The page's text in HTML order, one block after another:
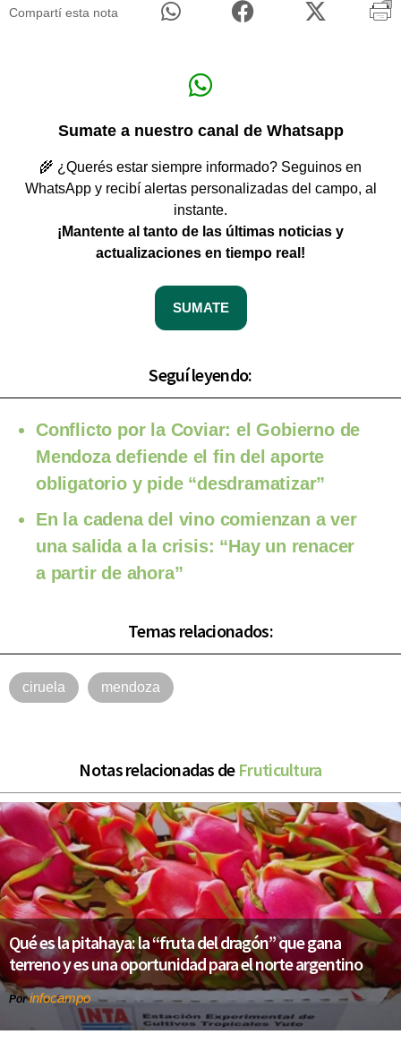
Compartí esta nota
Sumate a nuestro canal de Whatsapp
🌾 ¿Querés estar siempre informado? Seguinos en
WhatsApp y recibí alertas personalizadas del campo, al
instante.
¡Mantente al tanto de las últimas noticias y
actualizaciones en tiempo real!
SUMATE
Seguí leyendo:
Conflicto por la Coviar: el Gobierno de
Mendoza defiende el fin del aporte
obligatorio y pide “desdramatizar”
En la cadena del vino comienzan a ver
una salida a la crisis: “Hay un renacer
a partir de ahora”
Temas relacionados:
ciruela mendoza
Notas relacionadas de Fruticultura
Qué es la pitahaya: la “fruta del dragón” que gana
terreno y es una oportunidad para el norte argentino
Porinfocampo